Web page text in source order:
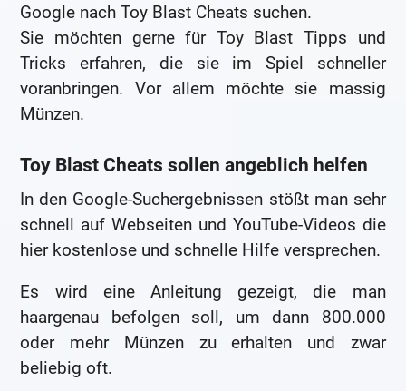
Google nach Toy Blast Cheats suchen.
Sie möchten gerne für Toy Blast Tipps und
Tricks erfahren, die sie im Spiel schneller
voranbringen. Vor allem möchte sie massig
Münzen.
Toy Blast Cheats sollen angeblich helfen
In den Google-Suchergebnissen stößt man sehr
schnell auf Webseiten und YouTube-Videos die
hier kostenlose und schnelle Hilfe versprechen.
Es wird eine Anleitung gezeigt, die man
haargenau befolgen soll, um dann 800.000
oder mehr Münzen zu erhalten und zwar
beliebig oft.